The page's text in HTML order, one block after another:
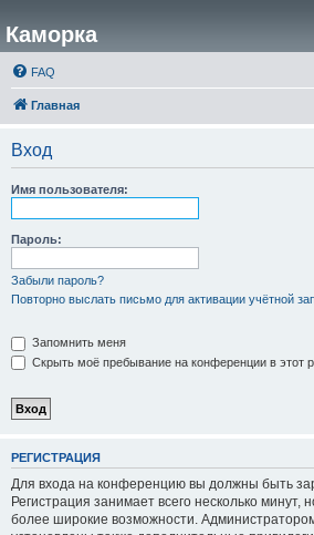
Каморка
FAQ
Главная
Вход
Имя пользователя:
Пароль:
Забыли пароль?
Повторно выслать письмо для активации учётной
Запомнить меня
Скрыть моё пребывание на конференции в этот
РЕГИСТРАЦИЯ
Для входа на конференцию вы должны быть
Регистрация занимает всего несколько минут,
более широкие возможности.